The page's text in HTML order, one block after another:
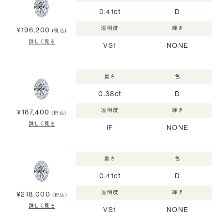
¥196,200 (税込)
詳しく見る
0.41ct D
透明度
VS1
輝き
NONE
¥187,400 (税込)
詳しく見る
重さ
0.38ct
色
D
透明度
IF
輝き
NONE
¥218,000 (税込)
詳しく見る
重さ
0.41ct
色
D
透明度
VS1
輝き
NONE